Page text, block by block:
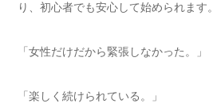
り、初心者でも安心して始められます。
「女性だけだから緊張しなかった。」
「楽しく続けられている。」